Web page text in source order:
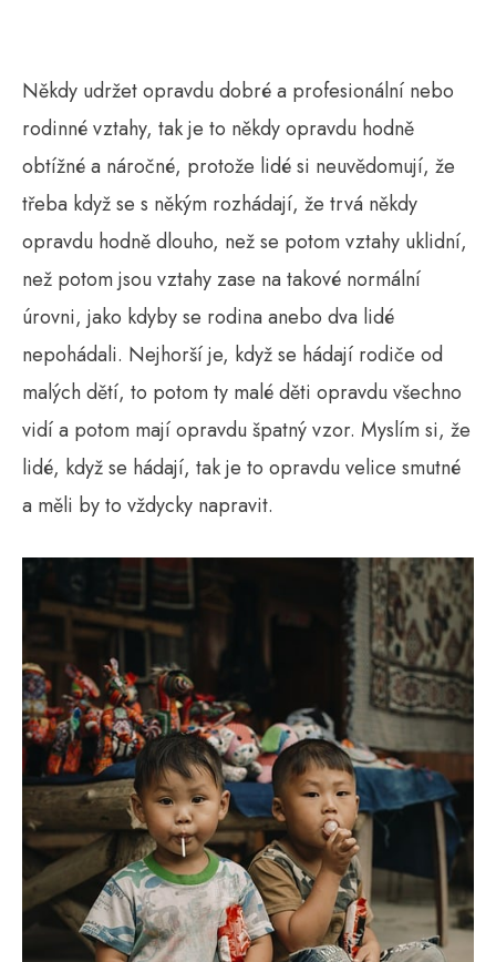
Někdy udržet opravdu dobré a profesionální nebo
rodinné vztahy, tak je to někdy opravdu hodně
obtížné a náročné, protože lidé si neuvědomují, že
třeba když se s někým rozhádají, že trvá někdy
opravdu hodně dlouho, než se potom vztahy uklidní,
než potom jsou vztahy zase na takové normální
úrovni, jako kdyby se rodina anebo dva lidé
nepohádali. Nejhorší je, když se hádají rodiče od
malých dětí, to potom ty malé děti opravdu všechno
vidí a potom mají opravdu špatný vzor. Myslím si, že
lidé, když se hádají, tak je to opravdu velice smutné
a měli by to vždycky napravit.